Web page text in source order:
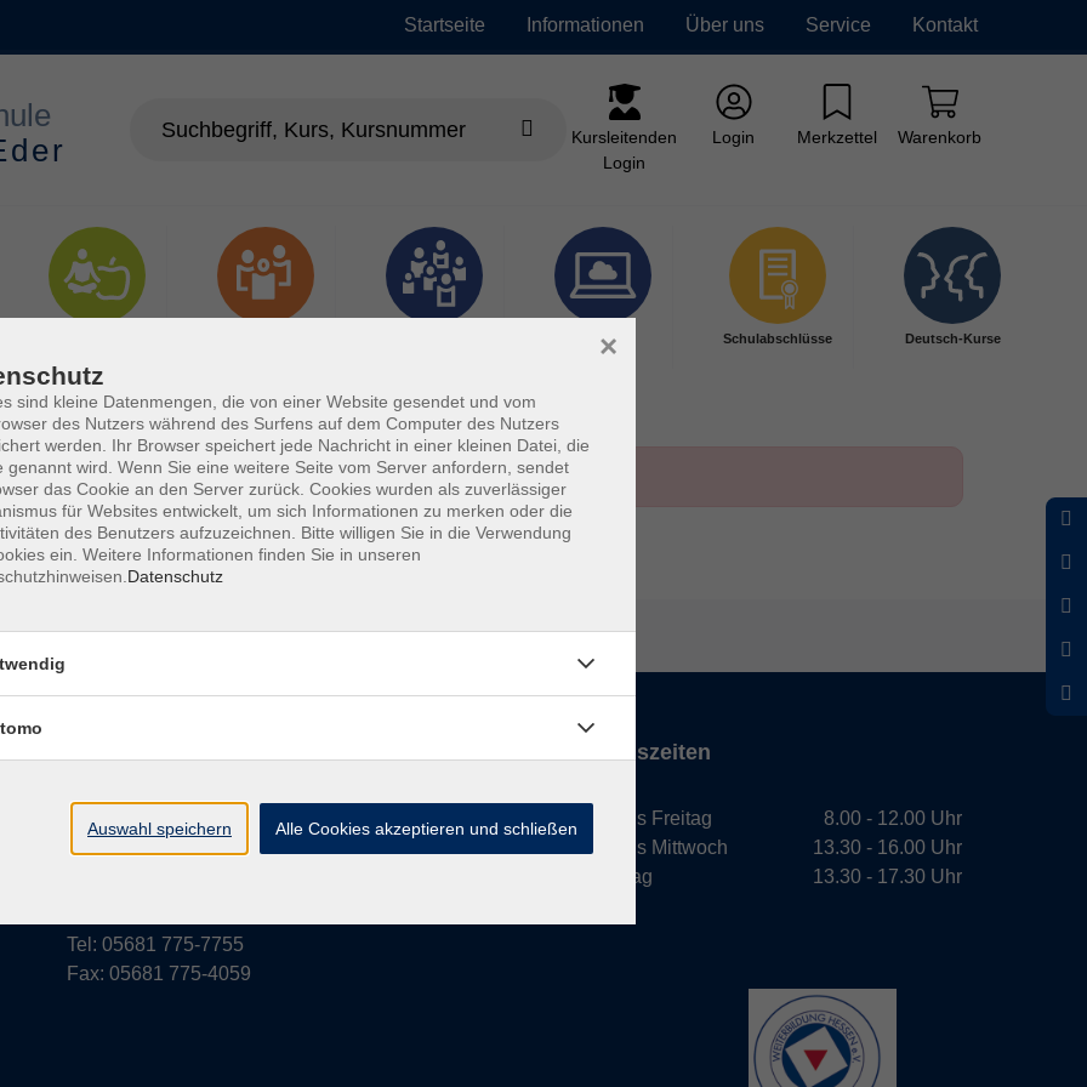
Startseite Informationen Über uns Service Kontakt
Kursleitenden
Login
Login Merkzettel Warenkorb
Digitales
Lernen
Schulabschlüsse Deutsch-Kurse
Barrierefreiheit Widerruf
Parkstraße 6
34576 Homberg (Efze)
Tel: 05681 775-7755
Fax: 05681 775-4059
Öffnungszeiten
Montag bis Freitag
Montag bis Mittwoch
Donnerstag
8.00 - 12.00 Uhr
13.30 - 16.00 Uhr
13.30 - 17.30 Uhr
sind kleine Datenmengen, die von einer Website gesendet und vom
des Nutzers während des Surfens auf dem Computer des Nutzers
werden. Ihr Browser speichert jede Nachricht in einer kleinen Datei, die
genannt wird. Wenn Sie eine weitere Seite vom Server anfordern, sendet
das Cookie an den Server zurück. Cookies wurden als zuverlässiger
für Websites entwickelt, um sich Informationen zu merken oder die
des Benutzers aufzuzeichnen. Bitte willigen Sie in die Verwendung
ein. Weitere Informationen finden Sie in unseren
Datenschutz
×
Auswahl speichern Alle Cookies akzeptieren und schließen